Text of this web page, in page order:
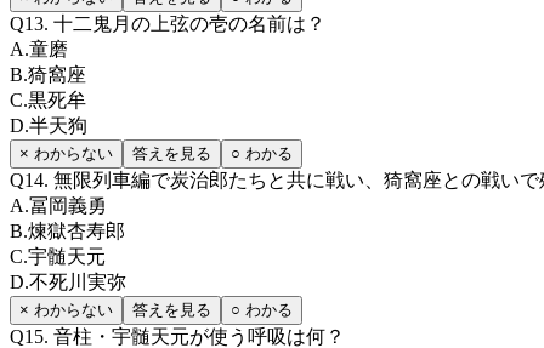
Q13. 十二鬼月の上弦の壱の名前は？
A.童磨
B.猗窩座
C.黒死牟
D.半天狗
× わからない 答えを見る ○ わかる
Q14. 無限列車編で炭治郎たちと共に戦い、猗窩座との戦いで
A.冨岡義勇
B.煉獄杏寿郎
C.宇髄天元
D.不死川実弥
× わからない 答えを見る ○ わかる
Q15. 音柱・宇髄天元が使う呼吸は何？